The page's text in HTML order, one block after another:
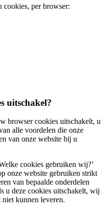
cookies, per browser:
uitschakel?
browser cookies uitschakelt, u
alle voordelen die onze
van onze website bij u
cookies gebruiken wij?’
onze website gebruiken strikt
van bepaalde onderdelen
u deze cookies uitschakelt, wij
niet kunnen leveren.